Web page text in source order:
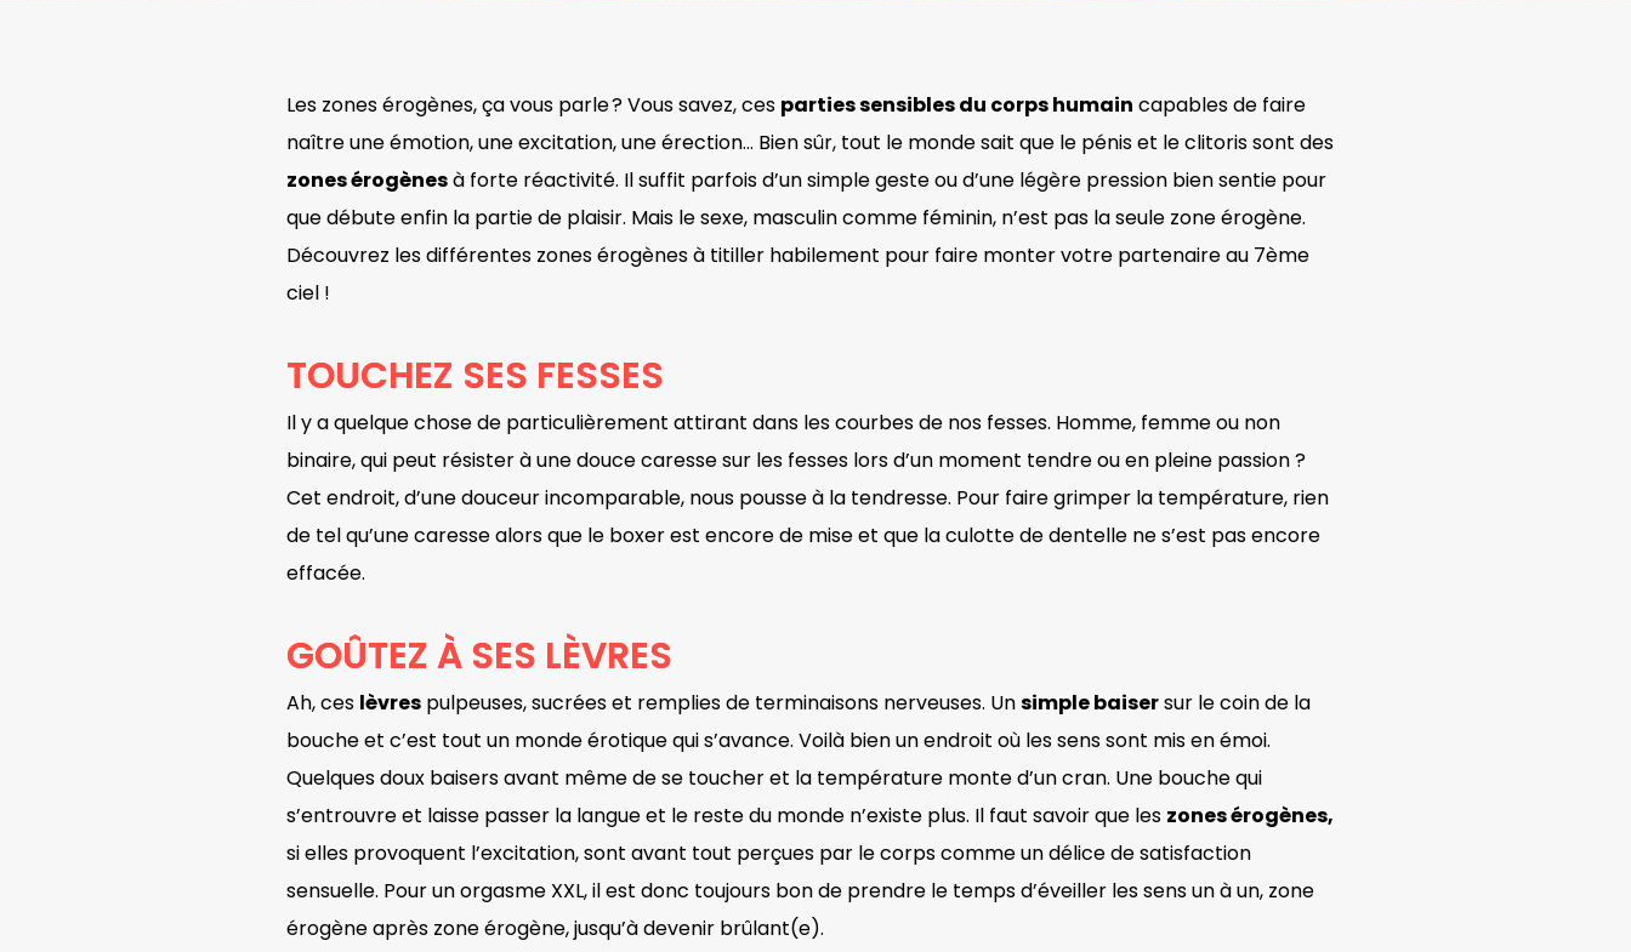
Les zones érogènes, ça vous parle ? Vous savez, ces parties sensibles du corps humain capables de faire
naître une émotion, une excitation, une érection… Bien sûr, tout le monde sait que le pénis et le clitoris sont des
zones érogènesà forte réactivité. Il suffit parfois d’un simple geste ou d’une légère pression bien sentie pour
que débute enfin la partie de plaisir. Mais le sexe, masculin comme féminin, n’est pas la seule zone érogène.
Découvrez les différentes zones érogènes à titiller habilement pour faire monter votre partenaire au 7ème
ciel !
TOUCHEZ SES FESSES
Il y a quelque chose de particulièrement attirant dans les courbes de nos fesses. Homme, femme ou non
binaire, qui peut résister à une douce caresse sur les fesses lors d’un moment tendre ou en pleine passion ?
Cet endroit, d’une douceur incomparable, nous pousse à la tendresse. Pour faire grimper la température, rien
de tel qu’une caresse alors que le boxer est encore de mise et que la culotte de dentelle ne s’est pas encore
effacée.
GOÛTEZ À SES LÈVRES
Ah, ces lèvres pulpeuses, sucrées et remplies de terminaisons nerveuses. Unsimple baisersur le coin de la
bouche et c’est tout un monde érotique qui s’avance. Voilà bien un endroit où les sens sont mis en émoi.
Quelques doux baisers avant même de se toucher et la température monte d’un cran. Une bouche qui
s’entrouvre et laisse passer la langue et le reste du monde n’existe plus. Il faut savoir que les zones érogènes,
si elles provoquent l’excitation, sont avant tout perçues par le corps comme un délice de satisfaction
sensuelle. Pour un orgasme XXL, il est donc toujours bon de prendre le temps d’éveiller les sens un à un, zone
érogène après zone érogène, jusqu’à devenir brûlant(e).